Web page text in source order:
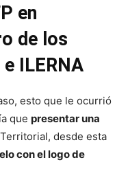
en
de los
ILERNA
esto que le ocurrió
que presentar una
desde esta
con el logo de